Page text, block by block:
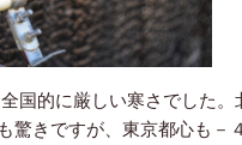
国的に厳しい寒さでした。
驚きですが、東京都心も－